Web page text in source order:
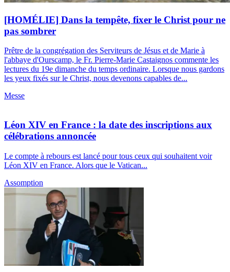
[HOMÉLIE] Dans la tempête, fixer le Christ pour ne
pas sombrer
Prêtre de la congrégation des Serviteurs de Jésus et de Marie à
l'abbaye d'Ourscamp, le Fr. Pierre-Marie Castaignos commente les
lectures du 19e dimanche du temps ordinaire. Lorsque nous gardons
les yeux fixés sur le Christ, nous devenons capables de...
Messe
Léon XIV en France : la date des inscriptions aux
célébrations annoncée
Le compte à rebours est lancé pour tous ceux qui souhaitent voir
Léon XIV en France. Alors que le Vatican...
Assomption